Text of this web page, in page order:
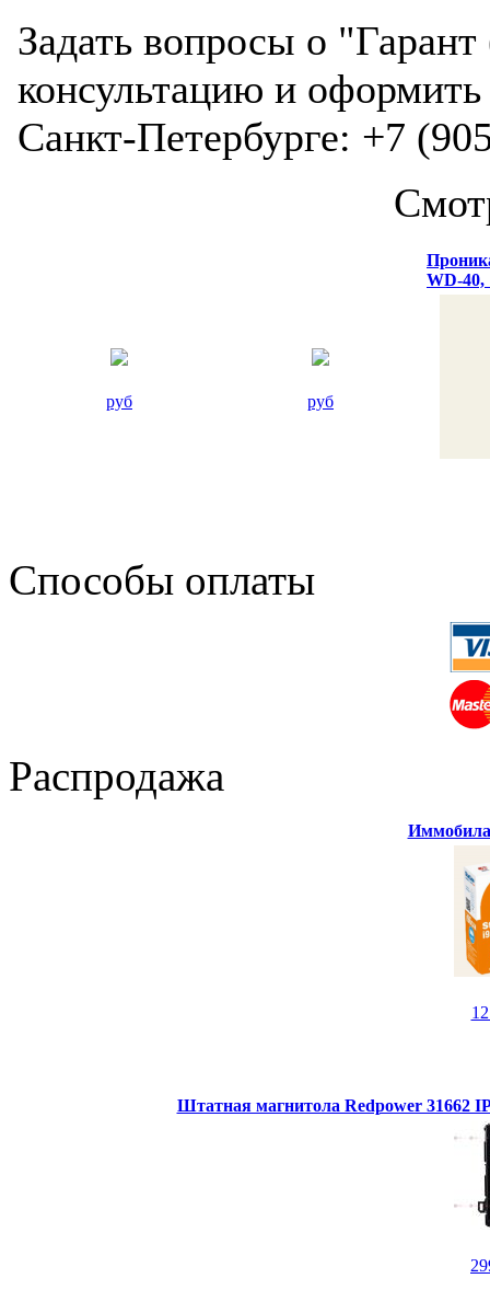
Задать вопросы о
консультацию и
Санкт-Петербурге: +7
руб руб
WD-40,
Способы оплаты
Распродажа
Штатная магнитола Redpower 31662